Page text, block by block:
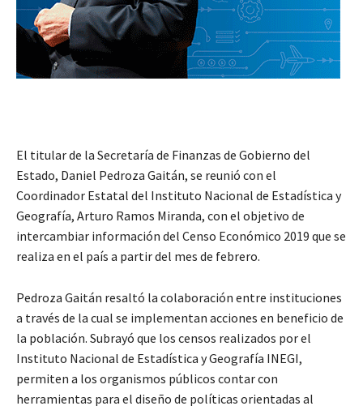
El titular de la Secretaría de Finanzas de Gobierno del
Estado, Daniel Pedroza Gaitán, se reunió con el
Coordinador Estatal del Instituto Nacional de Estadística y
Geografía, Arturo Ramos Miranda, con el objetivo de
intercambiar información del Censo Económico 2019 que se
realiza en el país a partir del mes de febrero.
Pedroza Gaitán resaltó la colaboración entre instituciones
a través de la cual se implementan acciones en beneficio de
la población. Subrayó que los censos realizados por el
Instituto Nacional de Estadística y Geografía INEGI,
permiten a los organismos públicos contar con
herramientas para el diseño de políticas orientadas al